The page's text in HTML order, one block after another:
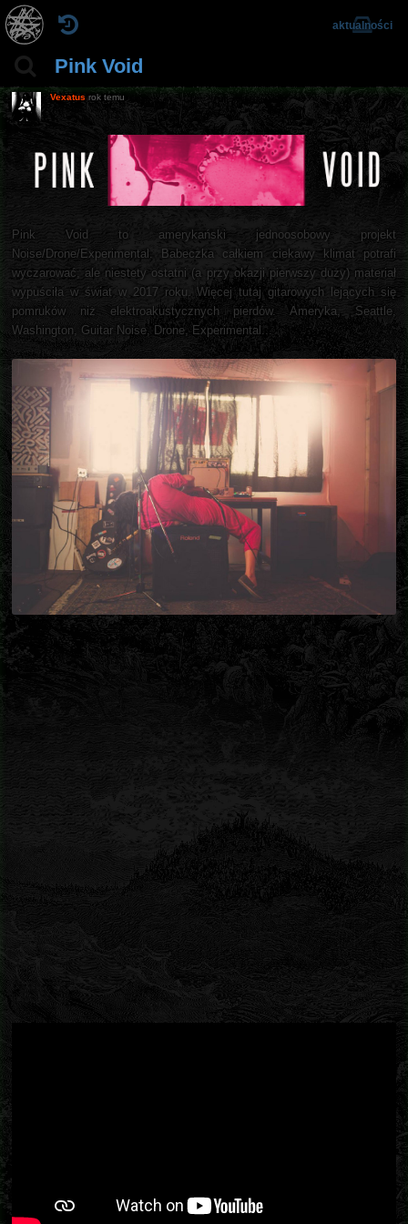
Pink Void
aktualności
Vexatus rok temu
Pink Void to amerykański jednoosobowy projekt
Noise/Drone/Experimental. Babeczka całkiem ciekawy klimat potrafi
wyczarować, ale niestety ostatni (a przy okazji pierwszy duży) materiał
wypuściła w świat w 2017 roku. Więcej tutaj gitarowych lejących się
pomruków niż elektroakustycznych pierdów. Ameryka, Seattle,
Washington, Guitar Noise, Drone, Experimental...